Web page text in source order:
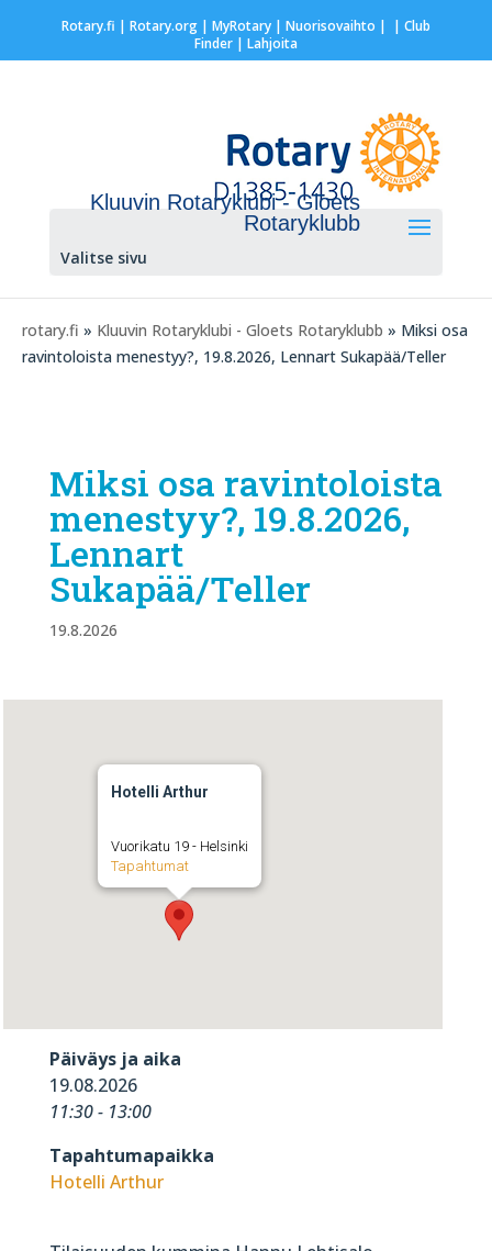
Rotary.fi | Rotary.org| MyRotary | Nuorisovaihto | | Club
Finder| Lahjoita
Kluuvin Rotaryklubi - Gloets
Rotaryklubb
Valitse sivu
rotary.fi » Kluuvin Rotaryklubi - Gloets Rotaryklubb » Miksi osa
ravintoloista menestyy?, 19.8.2026, Lennart Sukapää/Teller
Miksi osa ravintoloista
menestyy?, 19.8.2026,
Lennart
Sukapää/Teller
19.8.2026
Hotelli Arthur
Vuorikatu 19 - Helsinki
Tapahtumat
Päiväys ja aika
19.08.2026
11:30 - 13:00
Tapahtumapaikka
Hotelli Arthur